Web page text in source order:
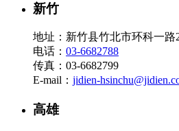
新竹
地址：新竹县竹北市环科一路
电话： 03-6682788
传真：03-6682799
E-mail： jidien-
高雄